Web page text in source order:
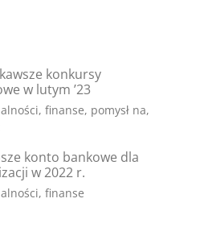
konkursy
w lutym ’23
, finanse, pomysł na,
#fundusze,
#granty,
#konkursy,
lutego
2023
konto bankowe dla
w 2022 r.
, finanse